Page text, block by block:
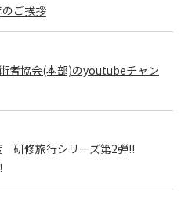
ご挨拶
者協会(本部)のyoutubeチャン
研修旅行シリーズ第2弾!!